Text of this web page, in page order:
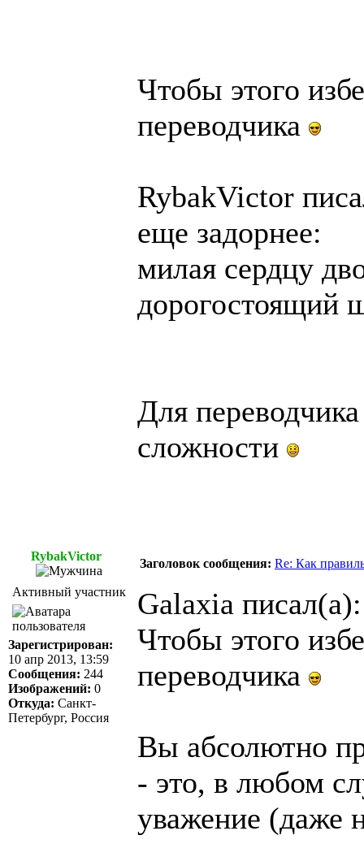
Чтобы этого
переводчика
RybakVictor
еще задорнее:
милая сердцу
дорогостоящий
Для
сложности
RybakVictor
Заголовок сообщения: Re: Как
Активный участник
Зарегистрирован:
10 апр 2013, 13:59
Сообщения: 244
Изображений: 0
Откуда: Санкт-
Петербург, Россия
Galaxia писал(а):
Чтобы этого
переводчика
Вы абсолютно
- это, в любом
уважение (даже